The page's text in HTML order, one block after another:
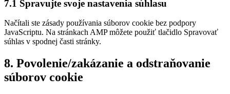
7.1 Spravujte svoje nastavenia súhlasu
Načítali ste zásady používania súborov cookie bez podpory
JavaScriptu. Na stránkach AMP môžete použiť tlačidlo Spravovať
súhlas v spodnej časti stránky.
8. Povolenie/zakázanie a odstraňovanie
súborov cookie